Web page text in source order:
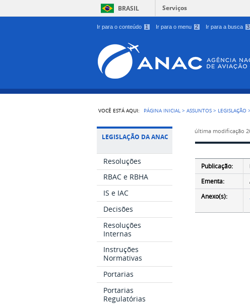
Ir para o conteúdo 1 Ir para o menu 2 Ir para a busca 3
BRASIL Serviços
VOCÊ ESTÁ AQUI: PÁGINA INICIAL >ASSUNTOS > LEGISLAÇÃO
LEGISLAÇÃO DA ANAC
Resoluções
RBAC e RBHA
IS e IAC
Decisões
Resoluções
Internas
Instruções
Normativas
Portarias
Portarias
Regulatórias
última modificação
Publicação:
Ementa:
Anexo(s):